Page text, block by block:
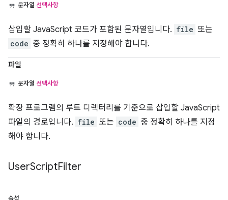
문자열 선택사항
삽입할 JavaScript 코드가 포함된 문자열입니다. file 또는
code 중 정확히 하나를 지정해야 합니다.
파일
문자열 선택사항
확장 프로그램의 루트 디렉터리를 기준으로 삽입할 JavaScript
파일의 경로입니다. file 또는 code 중 정확히 하나를 지정
해야 합니다.
UserScriptFilter